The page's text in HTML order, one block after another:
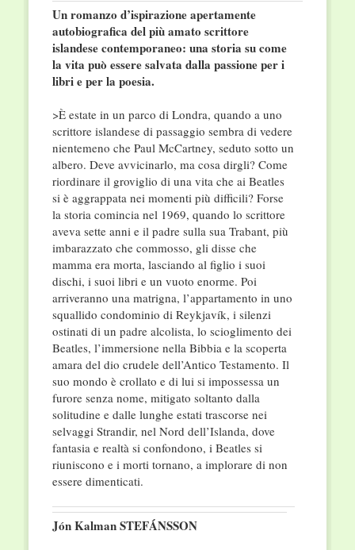
Un romanzo d’ispirazione apertamente
autobiografica del più amato scrittore
islandese contemporaneo: una storia su come
la vita può essere salvata dalla passione per i
libri e per la poesia.
>È estate in un parco di Londra, quando a uno
scrittore islandese di passaggio sembra di vedere
nientemeno che Paul McCartney, seduto sotto un
albero. Deve avvicinarlo, ma cosa dirgli? Come
riordinare il groviglio di una vita che ai Beatles
si è aggrappata nei momenti più difficili? Forse
la storia comincia nel 1969, quando lo scrittore
aveva sette anni e il padre sulla sua Trabant, più
imbarazzato che commosso, gli disse che
mamma era morta, lasciando al figlio i suoi
dischi, i suoi libri e un vuoto enorme. Poi
arriveranno una matrigna, l’appartamento in uno
squallido condominio di Reykjavík, i silenzi
ostinati di un padre alcolista, lo scioglimento dei
Beatles, l’immersione nella Bibbia e la scoperta
amara del dio crudele dell’Antico Testamento. Il
suo mondo è crollato e di lui si impossessa un
furore senza nome, mitigato soltanto dalla
solitudine e dalle lunghe estati trascorse nei
selvaggi Strandir, nel Nord dell’Islanda, dove
fantasia e realtà si confondono, i Beatles si
riuniscono e i morti tornano, a implorare di non
essere dimenticati.
Jón Kalman STEFÁNSSON